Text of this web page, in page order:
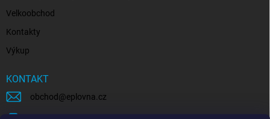
Velkoobchod
Kontakty
Výkup
KONTAKT
obchod @eplovna.cz